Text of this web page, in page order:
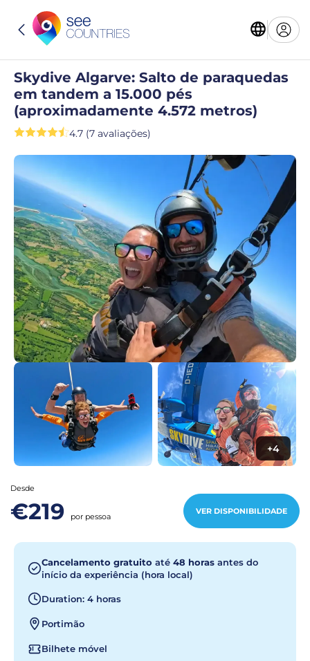
Skydive Algarve: Salto de paraquedas
em tandem a 15.000 pés
(aproximadamente 4.572 metros)
4.7 (7 avaliações)
+4
Desde
€219 por pessoa
VER DISPONIBILIDADE
Cancelamento gratuito até 48 horas antes do
início da experiência (hora local)
Duration: 4 horas
Portimão
Bilhete móvel